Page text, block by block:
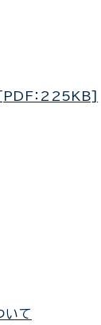
[PDF：225KB]
いて